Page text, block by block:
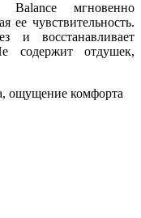
Balance мгновенно
ее чувствительность.
и восстанавливает
содержит отдушек,
ощущение комфорта